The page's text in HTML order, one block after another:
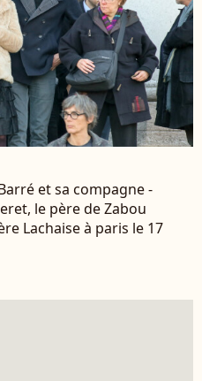
et sa compagne -
le père de Zabou
Lachaise à paris le 17